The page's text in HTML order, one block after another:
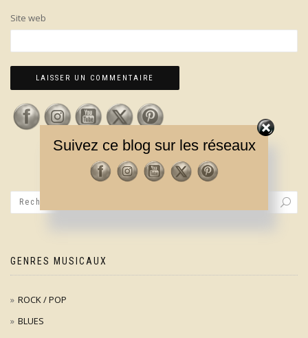
Site web
GENRES MUSICAUX
ROCK / POP
BLUES
Suivez ce blog sur les réseaux